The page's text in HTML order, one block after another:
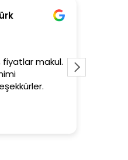
Asli Ersoy
3+1 evin kagidini kapataslak
tutar